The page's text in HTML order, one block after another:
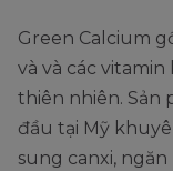
Green Calcium
và và các
thiên nhiên. Sản
đầu tại Mỹ
sung canxi,